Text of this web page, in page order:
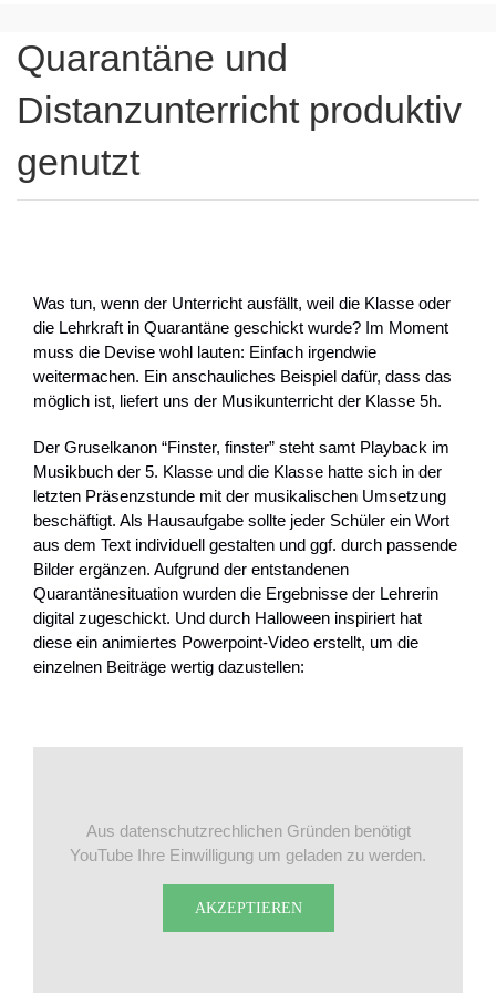
Quarantäne und
Distanzunterricht produktiv
genutzt
Was tun, wenn der Unterricht ausfällt, weil die Klasse oder
die Lehrkraft in Quarantäne geschickt wurde? Im Moment
muss die Devise wohl lauten: Einfach irgendwie
weitermachen. Ein anschauliches Beispiel dafür, dass das
möglich ist, liefert uns der Musikunterricht der Klasse 5h.
Der Gruselkanon “Finster, finster” steht samt Playback im
Musikbuch der 5. Klasse und die Klasse hatte sich in der
letzten Präsenzstunde mit der musikalischen Umsetzung
beschäftigt. Als Hausaufgabe sollte jeder Schüler ein Wort
aus dem Text individuell gestalten und ggf. durch passende
Bilder ergänzen. Aufgrund der entstandenen
Quarantänesituation wurden die Ergebnisse der Lehrerin
digital zugeschickt. Und durch Halloween inspiriert hat
diese ein animiertes Powerpoint-Video erstellt, um die
einzelnen Beiträge wertig dazustellen:
Aus datenschutzrechlichen Gründen benötigt
YouTube Ihre Einwilligung um geladen zu werden.
AKZEPTIEREN